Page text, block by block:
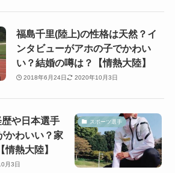
福島千里(陸上)の性格は天然？イ
ンタビューがアホの子でかわい
い？結婚の噂は？【情熱大陸】
2018年6月24日 2020年10月3日
スポーツ選手
や日本選手
かわいい？家
熱大陸】
月3日